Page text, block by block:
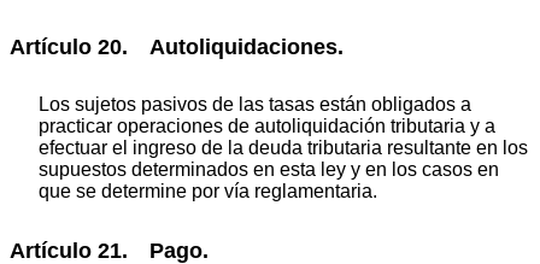
Artículo 20. Autoliquidaciones.
Los sujetos pasivos de las tasas están obligados a
practicar operaciones de autoliquidación tributaria y a
efectuar el ingreso de la deuda tributaria resultante en los
supuestos determinados en esta ley y en los casos en
que se determine por vía reglamentaria.
Artículo 21. Pago.